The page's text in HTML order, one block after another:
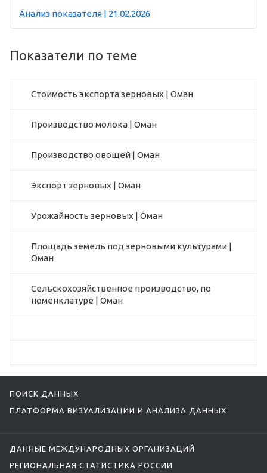
Анализ показателя | 21.02.2026
Показатели по теме
Стоимость экспорта зерновых | Оман
Производство молока | Оман
Производство овощей | Оман
Экспорт зерновых | Оман
Урожайность зерновых | Оман
Площадь земель под зерновыми культурами |
Оман
Сельскохозяйственное производство, по
номенклатуре | Оман
ПОИСК ДАННЫХ
ПЛАТФОРМА ВИЗУАЛИЗАЦИИ И АНАЛИЗА ДАННЫХ
ДАННЫЕ МЕЖДУНАРОДНЫХ ОРГАНИЗАЦИЙ
РЕГИОНАЛЬНАЯ СТАТИСТИКА РОССИИ